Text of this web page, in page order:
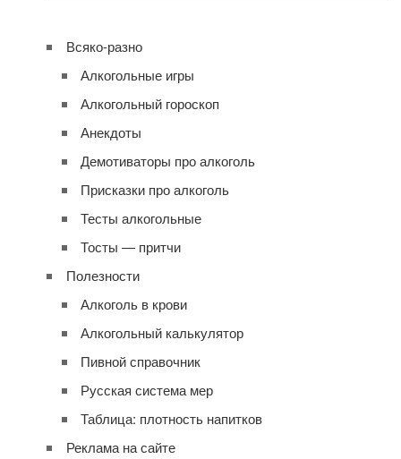
Всяко-разно
Алкогольные игры
Алкогольный гороскоп
Анекдоты
Демотиваторы про алкоголь
Присказки про алкоголь
Тесты алкогольные
Тосты — притчи
Полезности
Алкоголь в крови
Алкогольный калькулятор
Пивной справочник
Русская система мер
Таблица: плотность напитков
Реклама на сайте